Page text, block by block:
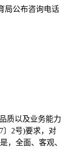
局公布咨询电话
质以及业务能力
〕2号)要求，对
，全面、客观、